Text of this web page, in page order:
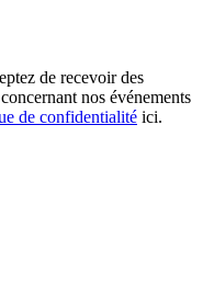
de recevoir des
nos événements
de confidentialité ici.